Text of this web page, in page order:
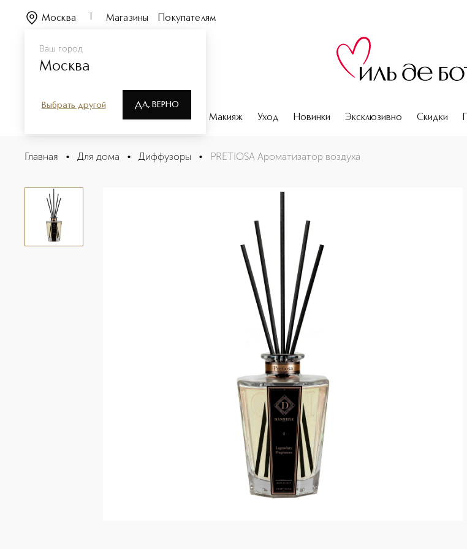
Ваш город
Москва
Выбрать другой ДА, ВЕРНО
Москва Магазины Покупателям
Парфюмерия Макияж Уход Новинки Эксклюзивно Скидки
PRETIOSA Ароматизатор воздуха
Описание
Главная • Для дома • Диффузоры • PRETIOSA Ароматизатор воздуха